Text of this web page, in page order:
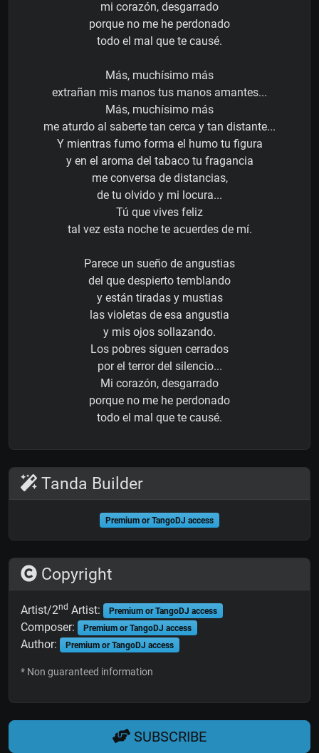
mi corazón, desgarrado
porque no me he perdonado
todo el mal que te causé.
Más, muchísimo más
extrañan mis manos tus manos amantes...
Más, muchísimo más
me aturdo al saberte tan cerca y tan distante...
Y mientras fumo forma el humo tu figura
y en el aroma del tabaco tu fragancia
me conversa de distancias,
de tu olvido y mi locura...
Tú que vives feliz
tal vez esta noche te acuerdes de mí.
Parece un sueño de angustias
del que despierto temblando
y están tiradas y mustias
las violetas de esa angustia
y mis ojos sollazando.
Los pobres siguen cerrados
por el terror del silencio...
Mi corazón, desgarrado
porque no me he perdonado
todo el mal que te causé.
Tanda Builder
Premium or TangoDJ access
Copyright
Artist/2nd Artist: Premium or TangoDJ access
Composer: Premium or TangoDJ access
Author: Premium or TangoDJ access
* Non guaranteed information
SUBSCRIBE